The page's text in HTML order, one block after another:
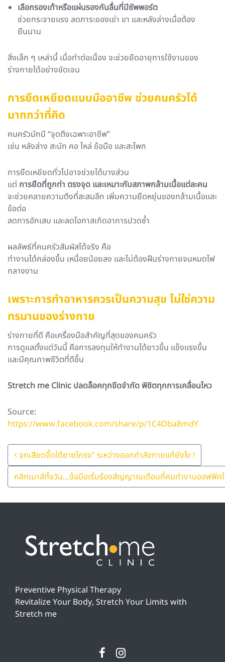
เลือกรองเท้าหรือแผ่นรองกันลื่นที่มีซัพพอร์ต
ช่วยกระจายแรง ลดภาระของเข่า ขา และหลังล่างเมื่อต้อง
ยืนนาน
สิ่งเล็ก ๆ เหล่านี้ เมื่อทำต่อเนื่อง จะช่วยยืดอายุการใช้งานของ
ร่างกายได้อย่างชัดเจน
การยืดเหยียดแบบมืออาชีพ ช่วยคนครัวได้
มากกว่าที่คิด
คนครัวมักมี “จุดตึงเฉพาะอาชีพ”
เช่น หลังล่าง สะบัก คอ ไหล่ ข้อมือ และสะโพก
การยืดเหยียดทั่วไปอาจช่วยได้บางส่วน
แต่ การยืดที่ถูกท่า ตรงจุด และเหมาะกับสภาพกล้ามเนื้อแต่ละคน
จะช่วยคลายความตึงที่สะสมลึก เพิ่มความยืดหยุ่นของกล้ามเนื้อและ
ข้อต่อ
ลดการอักเสบ และลดโอกาสเกิดอาการปวดซ้ำ
ผลลัพธ์ที่คนครัวสัมผัสได้จริง คือ
ทำงานได้คล่องขึ้น เหนื่อยน้อยลง และไม่ต้องฝืนร่างกายจนหมดไฟ
กลางงาน
เพราะการทำอาหารควรเป็นความสุข ไม่ใช่ความ
ทรมานของร่างกาย
ร่างกายที่ดี คือเครื่องมือสำคัญที่สุดของคนครัว
การดูแลตั้งแต่วันนี้ คือการลงทุนให้ทำงานได้ยาวขึ้น แข็งแรงขึ้น
และมีคุณภาพชีวิตที่ดีขึ้น
Stretch me Clinic ปลดล็อคทุกขีดจำกัด พิชิตทุกการเคลื่อนไหว
Source:
https://www.facebook.com/share/p/1C4Dba8mdY
Post Navigation
จุกเสียดจี๊ดใต้ชายโครง” ระหว่างออกกำลังกายแก้ยังไง !
คลิกเมาส์ทั้งวัน…ข้อมือเริ่มร้องสัญญาณเตือนที่คนทำงานออฟฟิศ
Preventive Physical Therapy
Revitalize Your Body, Stretch Your Limits with
Stretch me